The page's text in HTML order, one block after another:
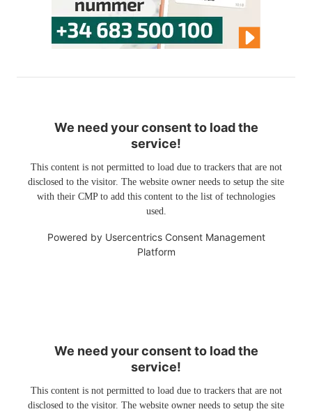
We need your consent to load the
service!
This content is not permitted to load due to trackers that are not
disclosed to the visitor. The website owner needs to setup the site
with their CMP to add this content to the list of technologies
used.
Powered by Usercentrics Consent Management
Platform
We need your consent to load the
service!
This content is not permitted to load due to trackers that are not
disclosed to the visitor. The website owner needs to setup the site